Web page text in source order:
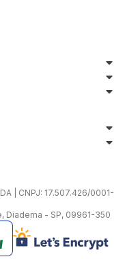
| CNPJ: 17.507.426/0001-
Diadema - SP, 09961-350